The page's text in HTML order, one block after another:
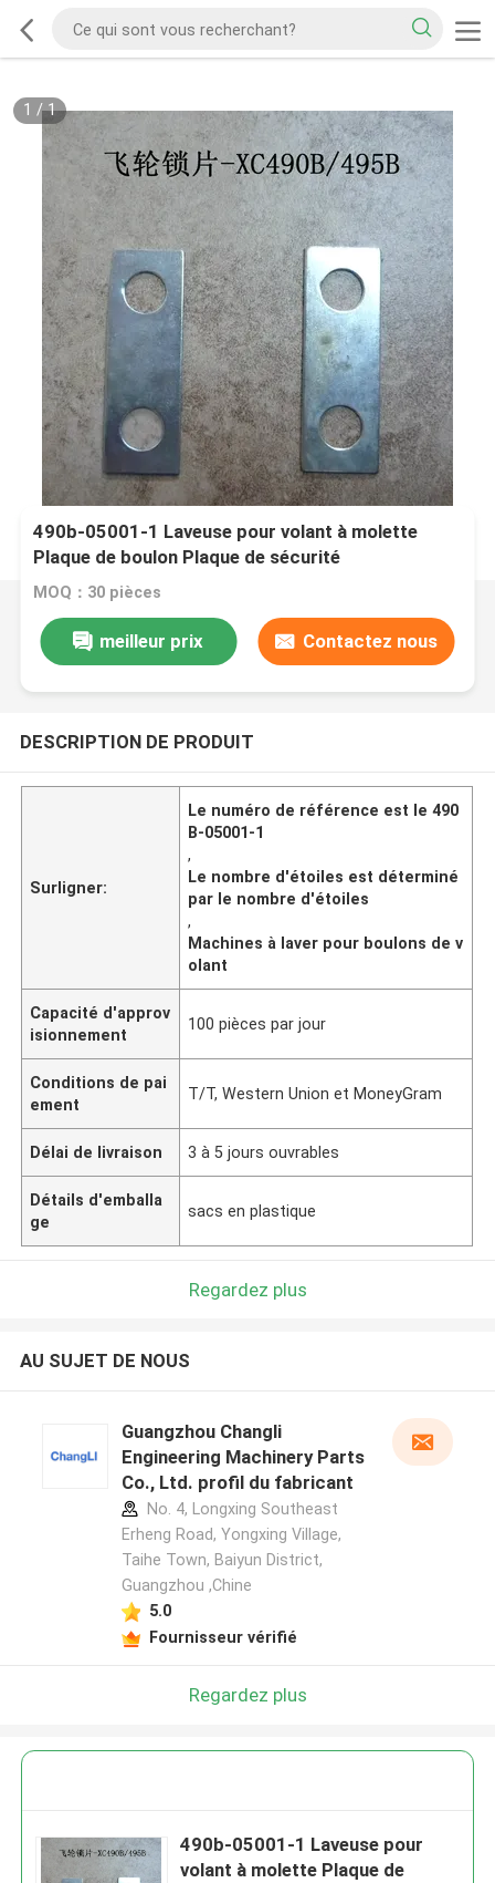
1 /1
490b-05001-1 Laveuse pour volant à molette
Plaque de boulon Plaque de sécurité
MOQ：30 pièces
meilleur prix Contactez nous
DESCRIPTION DE PRODUIT
Surligner:
Le numéro de référence est le 490
B-05001-1
,
Le nombre d'étoiles est déterminé
par le nombre d'étoiles
,
Machines à laver pour boulons de v
olant
Capacité d'approv
isionnement
100 pièces par jour
Conditions de pai
ement
T/T, Western Union et MoneyGram
Délai de livraison 3 à 5 jours ouvrables
Détails d'emballa
ge
sacs en plastique
Regardez plus
AU SUJET DE NOUS
Guangzhou Changli
Engineering Machinery Parts
Co., Ltd. profil du fabricant
No. 4, Longxing Southeast
Erheng Road, Yongxing Village,
Taihe Town, Baiyun District,
Guangzhou ,Chine
5.0
Fournisseur vérifié
Regardez plus
490b-05001-1 Laveuse pour
volant à molette Plaque de